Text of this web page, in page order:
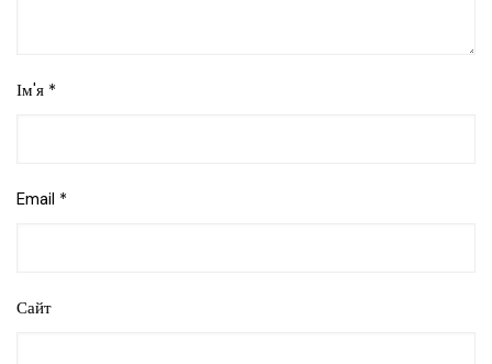
Ім'я *
Email *
Сайт